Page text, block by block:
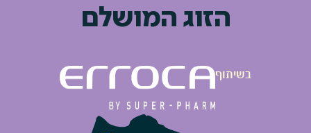
הזוג המושלם